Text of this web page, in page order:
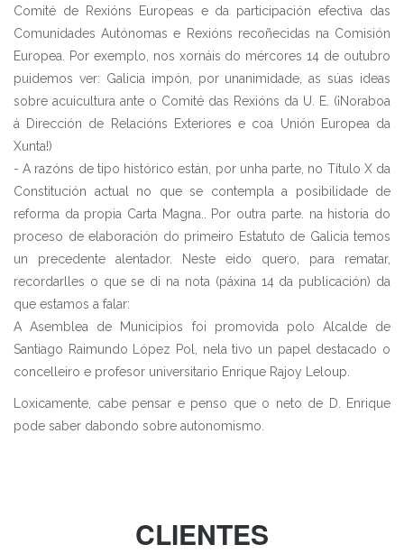
Comité de Rexións Europeas e da participación efectiva das
Comunidades Autónomas e Rexións recoñecidas na Comisión
Europea. Por exemplo, nos xornáis do mércores 14 de outubro
puidemos ver: Galicia impón, por unanimidade, as súas ideas
sobre acuicultura ante o Comité das Rexións da U. E. (¡Noraboa
á Dirección de Relacións Exteriores e coa Unión Europea da
Xunta!)
- A razóns de tipo histórico están, por unha parte, no Título X da
Constitución actual no que se contempla a posibilidade de
reforma da propia Carta Magna.. Por outra parte. na historia do
proceso de elaboración do primeiro Estatuto de Galicia temos
un precedente alentador. Neste eido quero, para rematar,
recordarlles o que se di na nota (páxina 14 da publicación) da
que estamos a falar:
A Asemblea de Municipios foi promovida polo Alcalde de
Santiago Raimundo López Pol, nela tivo un papel destacado o
concelleiro e profesor universitario Enrique Rajoy Leloup.
Loxicamente, cabe pensar e penso que o neto de D. Enrique
pode saber dabondo sobre autonomismo.
CLIENTES